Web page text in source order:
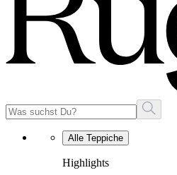
Alle Teppiche
Highlights